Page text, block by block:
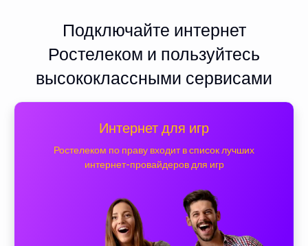
Подключайте интернет
Ростелеком и пользуйтесь
высококлассными сервисами
Интернет для игр
Ростелеком по праву входит в список лучших
интернет-провайдеров для игр